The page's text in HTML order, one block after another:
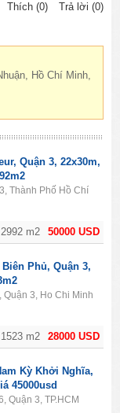
Thích (0)
Trả lời (0)
Hồ Chí Minh,
50000 USD
2992 m2
Quận 3, 22x30m,
Thành Phố Hồ Chí
28000 USD
1523 m2
Phủ, Quận 3,
3, Ho Chi Minh
Kỳ Khởi Nghĩa,
45000usd
Quận 3, TP.HCM